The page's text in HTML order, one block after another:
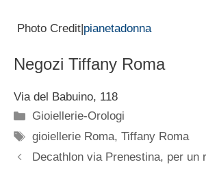
Photo Credit|pianetadonna
Negozi Tiffany Roma
Via del Babuino, 118
Categorie
Gioiellerie-Orologi
Tag
gioiellerie Roma,Tiffany Roma
Decathlon via Prenestina, per un